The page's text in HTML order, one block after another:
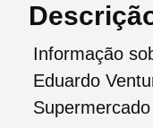
Informação
Eduardo